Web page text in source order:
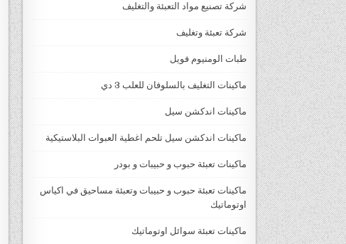
شركة تصنيع مواد التعبئة والتغليف
شركة تعبئة وتغليف
طبات الومنيوم فويل
ماكينات التغليف بالسلوفان للعلب 3 دي
ماكينات اندكشن سيل
ماكينات اندكشن سيل تلحم اغطية العبوات البلاستيكية
ماكينات تعبئة حبوب و حبيبات و بودر
ماكينات تعبئة حبوب و حبيبات وتعبئة مساحيق في اكياس
اوتوماتيك
ماكينات تعبئة سوائل اوتوماتيك